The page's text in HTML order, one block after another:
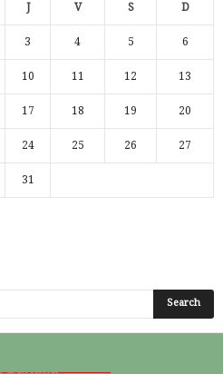
J V S D
3 4 5 6
10 11 12 13
17 18 19 20
24 25 26 27
31